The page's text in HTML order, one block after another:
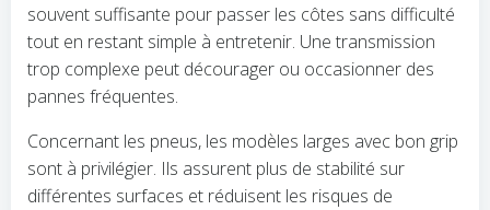
souvent suffisante pour passer les côtes sans difficulté
tout en restant simple à entretenir. Une transmission
trop complexe peut décourager ou occasionner des
pannes fréquentes.
Concernant les pneus, les modèles larges avec bon grip
sont à privilégier. Ils assurent plus de stabilité sur
différentes surfaces et réduisent les risques de